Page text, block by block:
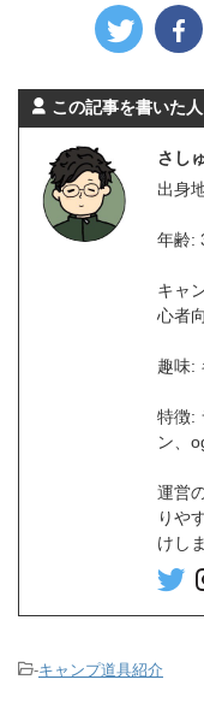
この記事を書いた人
さし
出身
年齢:
キャ
心者
趣味:
特徴:
ン、
運営
りや
けし
-キャンプ道具紹介